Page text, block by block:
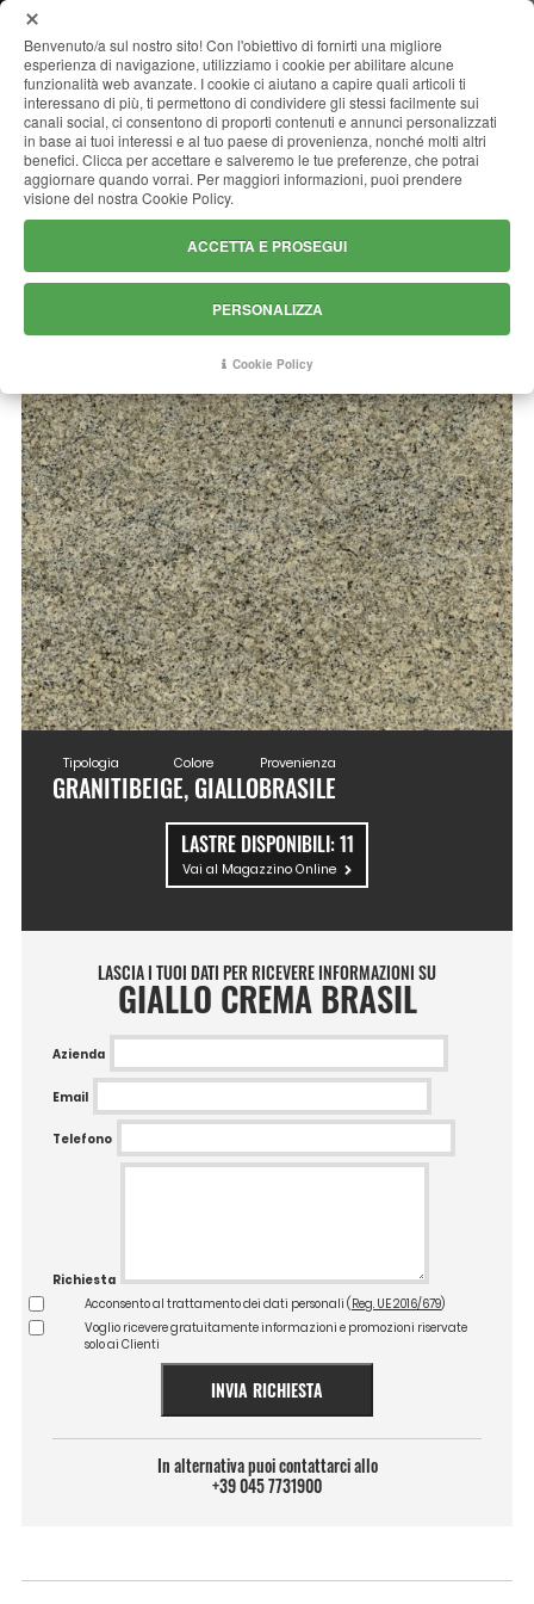
GIALLO CREMA BRASIL
Tipologia
GRANITI
Colore
BEIGE, GIALLO
Provenienza
BRASILE
LASTRE DISPONIBILI:11
Vai al Magazzino Online
LASCIA I TUOI DATI PER RICEVERE INFORMAZIONI SU
GIALLO CREMA BRASIL
Azienda
Email
Telefono
Richiesta
Acconsento al trattamento dei dati personali ( Reg. UE 2016/679)
Voglio ricevere gratuitamente informazioni e promozioni riservate
solo ai Clienti
INVIA RICHIESTA
In alternativa puoi contattarci allo
+39 045 7731900
Benvenuto/a sul nostro sito! Con l'obiettivo di fornirti una migliore
esperienza di navigazione, utilizziamo i cookie per abilitare alcune
funzionalità web avanzate. I cookie ci aiutano a capire quali articoli ti
interessano di più, ti permettono di condividere gli stessi facilmente sui
canali social, ci consentono di proporti contenuti e annunci personalizzati
in base ai tuoi interessi e al tuo paese di provenienza, nonché molti altri
benefici. Clicca per accettare e salveremo le tue preferenze, che potrai
aggiornare quando vorrai. Per maggiori informazioni, puoi prendere
visione del nostra Cookie Policy.
ACCETTA E PROSEGUI
PERSONALIZZA
Cookie Policy